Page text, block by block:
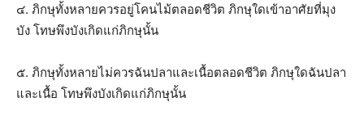
๔. ภิกษุทั้งหลายควรอยู่โคนไม้ตลอดชีวิต ภิกษุใดเข้าอาศัยที่มุง
บัง โทษพึงบังเกิดแก่ภิกษุนั้น
๕. ภิกษุทั้งหลายไม่ควรฉันปลาและเนื้อตลอดชีวิต ภิกษุใดฉันปลา
และเนื้อ โทษพึงบังเกิดแก่ภิกษุนั้น